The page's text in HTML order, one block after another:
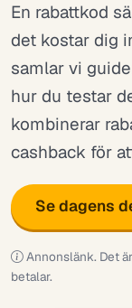
En rabattkod
det kostar dig
samlar vi
hur du testar
kombinerar
cashback för
Se dagens
Annonslänk. Det
betalar.